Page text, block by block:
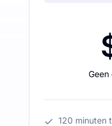
120 minuten